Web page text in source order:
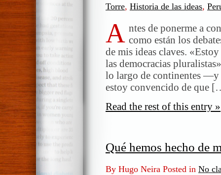
Torre, Historia de las ideas,
A ntes de ponerme a
como están los
de mis ideas claves.
las democracias
lo largo de continentes
estoy convencido de que
Read the rest of this entry »
Qué hemos hecho de
By Hugo Neira Posted in No